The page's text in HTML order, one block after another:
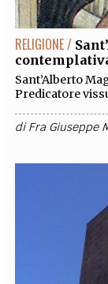
RELIGIONE /
Sant’Alberto
Predicatore
diFra Giuseppe